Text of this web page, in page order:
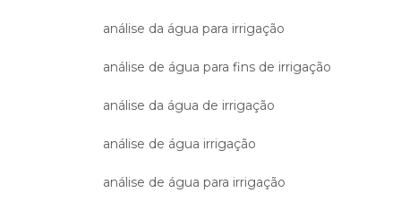
análise da água para irrigação
análise de água para fins de irrigação
análise da água de irrigação
análise de água irrigação
análise de água para irrigação